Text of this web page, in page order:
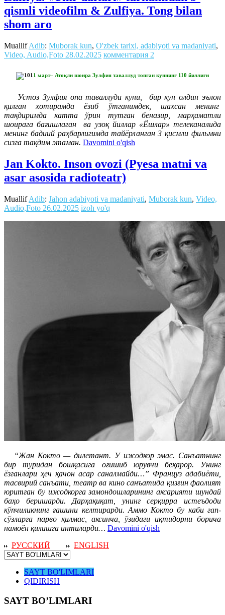
qismli videofilm & Zulfiya. Tong bilan
shom aro
MuallifAdib: Muborak kun, O'zbek tarixi, adabiyoti va madaniyati,
Video, Audio,Foto 28.02.2025 комментария 2
1 март– Атоқли шоира Зулфия таваллуд топган куннинг 110 йиллиги
Устоз Зулфия опа таваллуди куни, бир кун олдин эълон
қилган хотирамда ёзиб ўтганимдек, шахсан менинг
тақдиримда катта ўрин тутган беназир, марҳаматли
шоирага бағишлаган ва узоқ йиллар «Ёшлар» телеканалида
менинг бадиий раҳбарлигимда тайёрланган 3 қисмли фильмни
сизга тақдим этаман. Davomini o'qish
Jan Kokto. Inson ovozi (Pyesa matni va
asar asosida radioteatr)
MuallifAdib: Jahon adabiyoti va madaniyati, Muborak kun, Video,
Audio,Foto 26.02.2025 izoh yo'q
“Жан Кокто — дилетант. У ижодкор эмас. Санъатнинг
бир туридан бошқасига оғишиб юрувчи беқарор. Унинг
ёзганлари ҳеч қачон асар саналмайди…” Француз адабиёти,
тасвирий санъати, театр ва кино санъатида қизғин фаолият
юритган бу ижодкорга замондошларининг аксарияти шундай
баҳо беришарди. Дарҳақиқат, унинг серқирра истеъдоди
кўпчиликнинг ғашини келтирарди. Аммо Кокто бу каби гап-
сўзларга парво қилмас, аксинча, ўзидаги иқтидорни борича
намоён қилишга интиларди… Davomini o'qish
РУССКИЙ
ENGLISH
SAYT BO'LIMLARI
QIDIRISH
SAYT BO’LIMLARI